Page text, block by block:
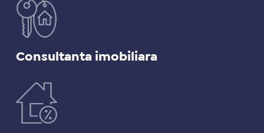
Consultanta imobiliara